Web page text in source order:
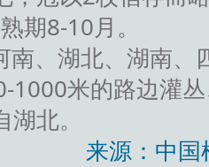
期8-10月。
南、湖北、湖南、
1000米的路边灌
北。
来源：中